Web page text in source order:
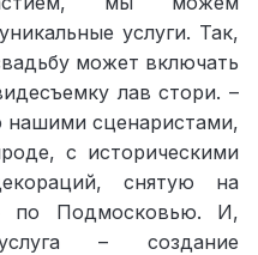
услуги. Так,
может включать
лав стори. –
нашими сценаристами,
с историческими
снятую на
по Подмосковью. И,
– создание